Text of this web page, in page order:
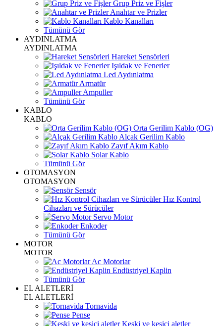
Grup Priz ve Fişler
Anahtar ve Prizler
Kablo Kanalları
Tümünü Gör
AYDINLATMA
AYDINLATMA
Hareket Sensörleri
Işıldak ve Fenerler
Led Aydınlatma
Armatür
Ampuller
Tümünü Gör
KABLO
KABLO
Orta Gerilim Kablo (OG)
Alçak Gerilim Kablo
Zayıf Akım Kablo
Solar Kablo
Tümünü Gör
OTOMASYON
OTOMASYON
Sensör
Hız Kontrol
Cihazları ve Sürücüler
Servo Motor
Enkoder
Tümünü Gör
MOTOR
MOTOR
Ac Motorlar
Endüstriyel Kaplin
Tümünü Gör
EL ALETLERİ
EL ALETLERİ
Tornavida
Pense
Keski ve kesici aletler